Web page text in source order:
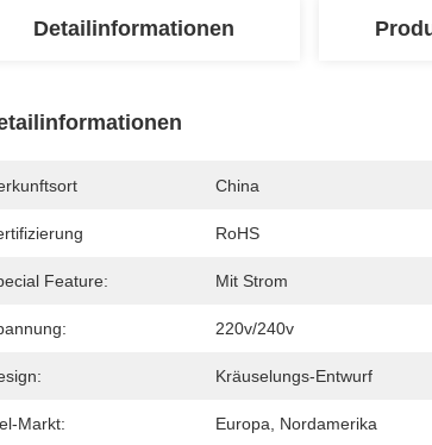
Detailinformationen
China
RoHS
Feature: Mit Strom
220v/240v
Kräuselungs-Entwurf
Markt: Europa, Nordamerika